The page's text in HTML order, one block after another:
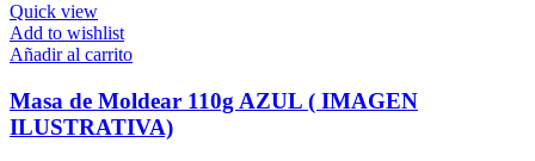
Quick view
Add to wishlist
Añadir al carrito
Masa de Moldear 110g AZUL ( IMAGEN
ILUSTRATIVA)